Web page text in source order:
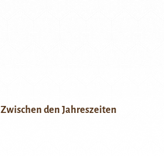
Zwischen den Jahreszeiten